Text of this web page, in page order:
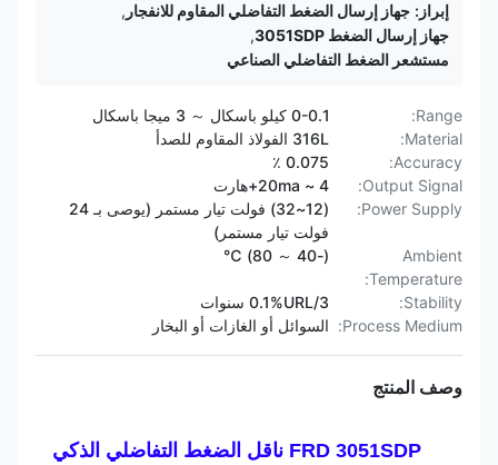
جهاز إرسال الضغط التفاضلي المقاوم للانفجار,
جهاز إرسال الضغط 3051SDP
,
مستشعر الضغط التفاضلي الصناعي
Range:
0-0.1 كيلو باسكال ～ 3 ميجا باسكال
Material:
Accuracy:
0.075 ٪
Output Signal:
4 ~ 20ma+هارت
Power Supply:
(12~32) فولت تيار مستمر (يوصى بـ 24
فولت تيار مستمر)
Ambient
Temperature:
Stability:
0.1%URL/3 سنوات
Process Medium:
السوائل أو الغازات أو البخار
وصف المنتج
FRD 3051SDP ناقل الضغط التفاضلي الذكي